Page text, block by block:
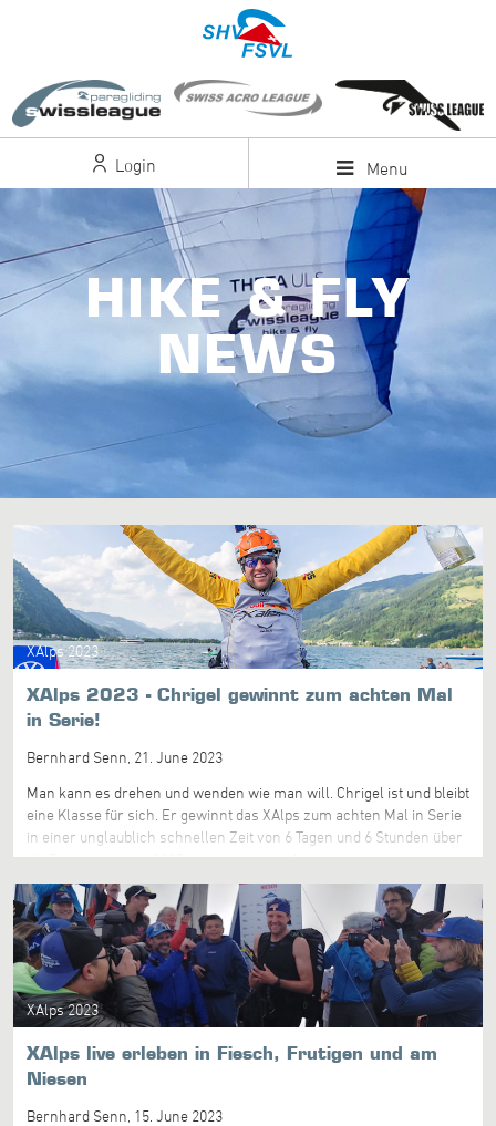
Login Menu
HIKE & FLY
NEWS
XAlps 2023
XAlps 2023 - Chrigel gewinnt zum achten Mal
in Serie!
Bernhard Senn, 21. June 2023
Man kann es drehen und wenden wie man will. Chrigel ist und bleibt
eine Klasse für sich. Er gewinnt das XAlps zum achten Mal in Serie
in einer unglaublich schnellen Zeit von 6 Tagen und 6 Stunden über
die Distanz von gut 1200 km entlang der Alpen und wieder zurück.
Patrick von Känel schaffte es in einem äusserst spannenden Finale
auf Platz 5, dies trotz einer 6h-Strafe wegen einer
Luftraumverletzung bei Locarno. Die weiteren beiden Schweizer
Sepp Inniger (Platz 12) und Reto Reiser (Platz 17) klassierten sich
als Rookies im Mittelfeld und zeigten mit diesen super Leistungen
ihr Potential auf. Die Swissleague gratuliert euch und insbesondere
auch den SupporterInnen zu den Leistungen!
XAlps 2023
XAlps live erleben in Fiesch, Frutigen und am
Niesen
Bernhard Senn, 15. June 2023